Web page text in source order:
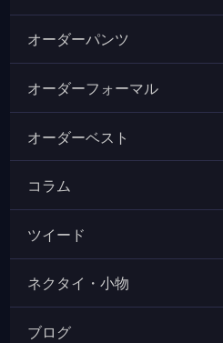
オーダーパンツ
オーダーフォーマル
オーダーベスト
コラム
ツイード
ネクタイ・小物
ブログ